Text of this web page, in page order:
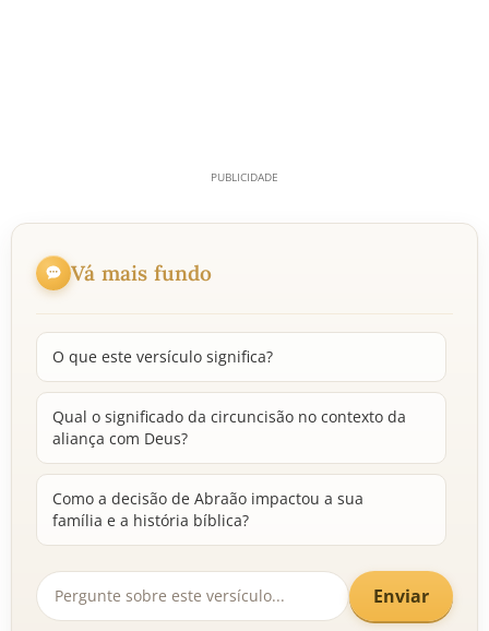
Vá mais fundo
O que este versículo significa?
Qual o significado da circuncisão no contexto da
aliança com Deus?
Como a decisão de Abraão impactou a sua
família e a história bíblica?
Enviar